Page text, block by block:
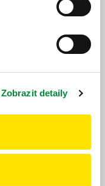
Zobrazit detaily
před
trase bude ten
vedený po